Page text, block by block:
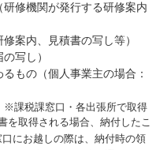
研修機関が発行する研修案内
案内、見積書の写し等）
写し​）
もの（個人事業主の場合：
※課税課窓口・各出張所で取得
を取得される場合、納付したこ
にお越しの際は、納付時の領